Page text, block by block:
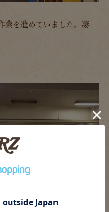
業を進めていました。凄